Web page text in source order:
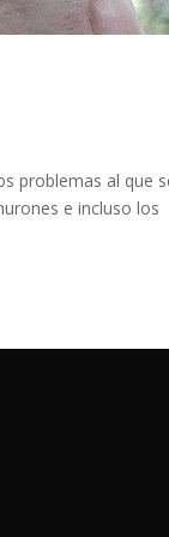
problemas al que
e incluso los